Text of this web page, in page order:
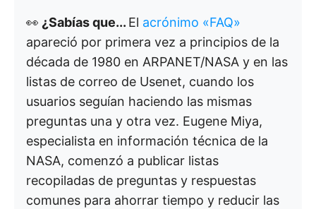
👀 ¿Sabías que... El acrónimo «FAQ»
apareció por primera vez a principios de la
década de 1980 en ARPANET/NASA y en las
listas de correo de Usenet, cuando los
usuarios seguían haciendo las mismas
preguntas una y otra vez. Eugene Miya,
especialista en información técnica de la
NASA, comenzó a publicar listas
recopiladas de preguntas y respuestas
comunes para ahorrar tiempo y reducir las